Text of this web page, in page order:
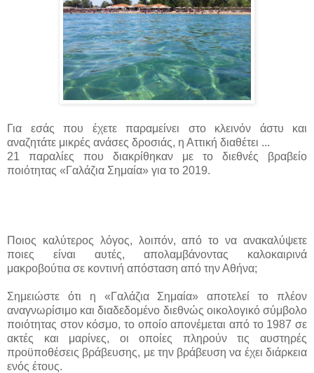
Για εσάς που έχετε παραμείνει στο κλεινόν άστυ και
αναζητάτε μικρές ανάσες δροσιάς, η Αττική διαθέτει ...
21 παραλίες που διακρίθηκαν με το διεθνές βραβείο
ποιότητας «Γαλάζια Σημαία» για το 2019.
Ποιος καλύτερος λόγος, λοιπόν, από το να ανακαλύψετε
ποιες είναι αυτές, απολαμβάνοντας καλοκαιρινά
μακροβούτια σε κοντινή απόσταση από την Αθήνα;
Σημειώστε ότι η «Γαλάζια Σημαία» αποτελεί το πλέον
αναγνωρίσιμο και διαδεδομένο διεθνώς οικολογικό σύμβολο
ποιότητας στον κόσμο, το οποίο απονέμεται από το 1987 σε
ακτές και μαρίνες, οι οποίες πληρούν τις αυστηρές
προϋποθέσεις βράβευσης, με την βράβευση να έχει διάρκεια
ενός έτους.